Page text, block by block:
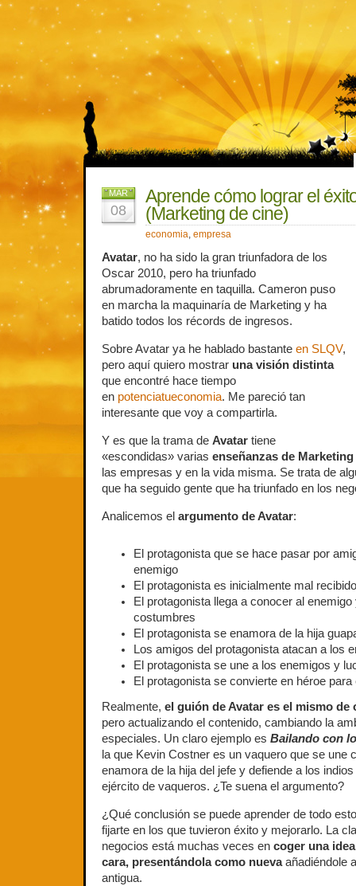
MAR
08
Aprende cómo lograr el
(Marketing de cine)
economia, empresa
Avatar, no ha sido la gran triunfadora de los
Oscar 2010, pero ha triunfado
abrumadoramente en taquilla. Cameron puso
en marcha la maquinaría de Marketing y ha
batido todos los récords de ingresos.
Sobre Avatar ya he hablado bastante en SLQV,
pero aquí quiero mostrar una visión distinta
que encontré hace tiempo
en potenciatueconomia. Me pareció tan
interesante que voy a compartirla.
Y es que la trama de Avatar tiene
«escondidas» varias enseñanzas de Marketing
las empresas y en la vida misma. Se trata de
que ha seguido gente que ha triunfado en los
Analicemos el argumento de Avatar:
El protagonista que se hace pasar por
enemigo
El protagonista es inicialmente mal
El protagonista llega a conocer al
costumbres
El protagonista se enamora de la hija
Los amigos del protagonista atacan a los
El protagonista se une a los enemigos y
El protagonista se convierte en héroe para
Realmente, el guión de Avatar es el mismo
pero actualizando el contenido, cambiando la
especiales. Un claro ejemplo es Bailando con
la que Kevin Costner es un vaquero que se une
enamora de la hija del jefe y defiende a los
ejército de vaqueros. ¿Te suena el argumento?
¿Qué conclusión se puede aprender de todo
fijarte en los que tuvieron éxito y mejorarlo. La
negocios está muchas veces en coger una
cara, presentándola como nuevaañadiéndole
antigua.